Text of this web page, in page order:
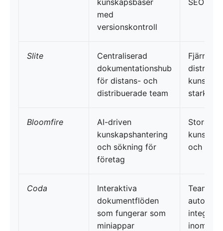
kunskapsbaser
med
versionskontroll
SEO-
Slite
Centraliserad
dokumentationshub
för distans- och
distribuerade team
stark
Bloomfire
AI-driven
kunskapshantering
och sökning för
företag
Stora
och
Coda
Interaktiva
dokumentflöden
som fungerar som
miniappar
Team
inom